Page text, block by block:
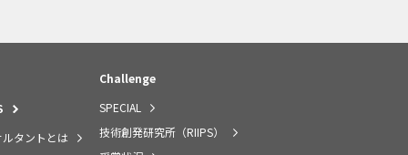
タントとは
Challenge
SPECIAL
技術創発研究所（RIIPS）